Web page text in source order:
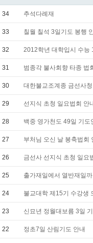
34 추석다례재
33 칠월 칠석 3일기도 봉행
32 2012학년 대학입시 수능
31 범종각 불사회향 타종 법
30 대한불교조계종 금선사
29 선지식 초청 일요법회 안
28 백중 영가천도 49일 기도
27 부처님 오신 날 봉축법회
26 금선사 선지식 초청 일요
25 출가재일에서 열반재일
24 불교대학 제15기 수강생
23 신묘년 정월대보름 3일
22 정초7일 산림기도 안내